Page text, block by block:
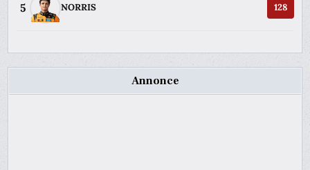
5 NORRIS 128
Annonce